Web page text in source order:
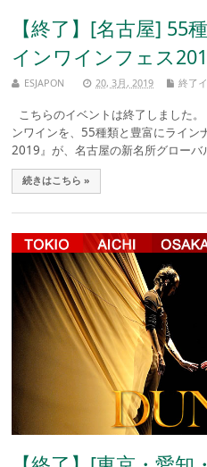
【終了】[名古屋] 55
インワインフェス
ESJAPON 20, 3月, 2019 終了
こちらのイベントは終了しました
ンワインを、55種類と豊富にライン
2019』が、名古屋の新名所グロー
続きはこちら »